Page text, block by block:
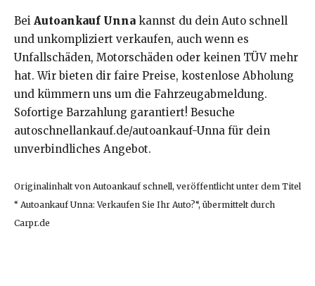
Bei Autoankauf Unna kannst du dein Auto schnell
und unkompliziert verkaufen, auch wenn es
Unfallschäden, Motorschäden oder keinen TÜV mehr
hat. Wir bieten dir faire Preise, kostenlose Abholung
und kümmern uns um die Fahrzeugabmeldung.
Sofortige Barzahlung garantiert! Besuche
autoschnellankauf.de/autoankauf-Unna für dein
unverbindliches Angebot.
Originalinhalt von Autoankauf schnell, veröffentlicht unter dem Titel
“ Autoankauf Unna: Verkaufen Sie Ihr Auto?“, übermittelt durch
Carpr.de